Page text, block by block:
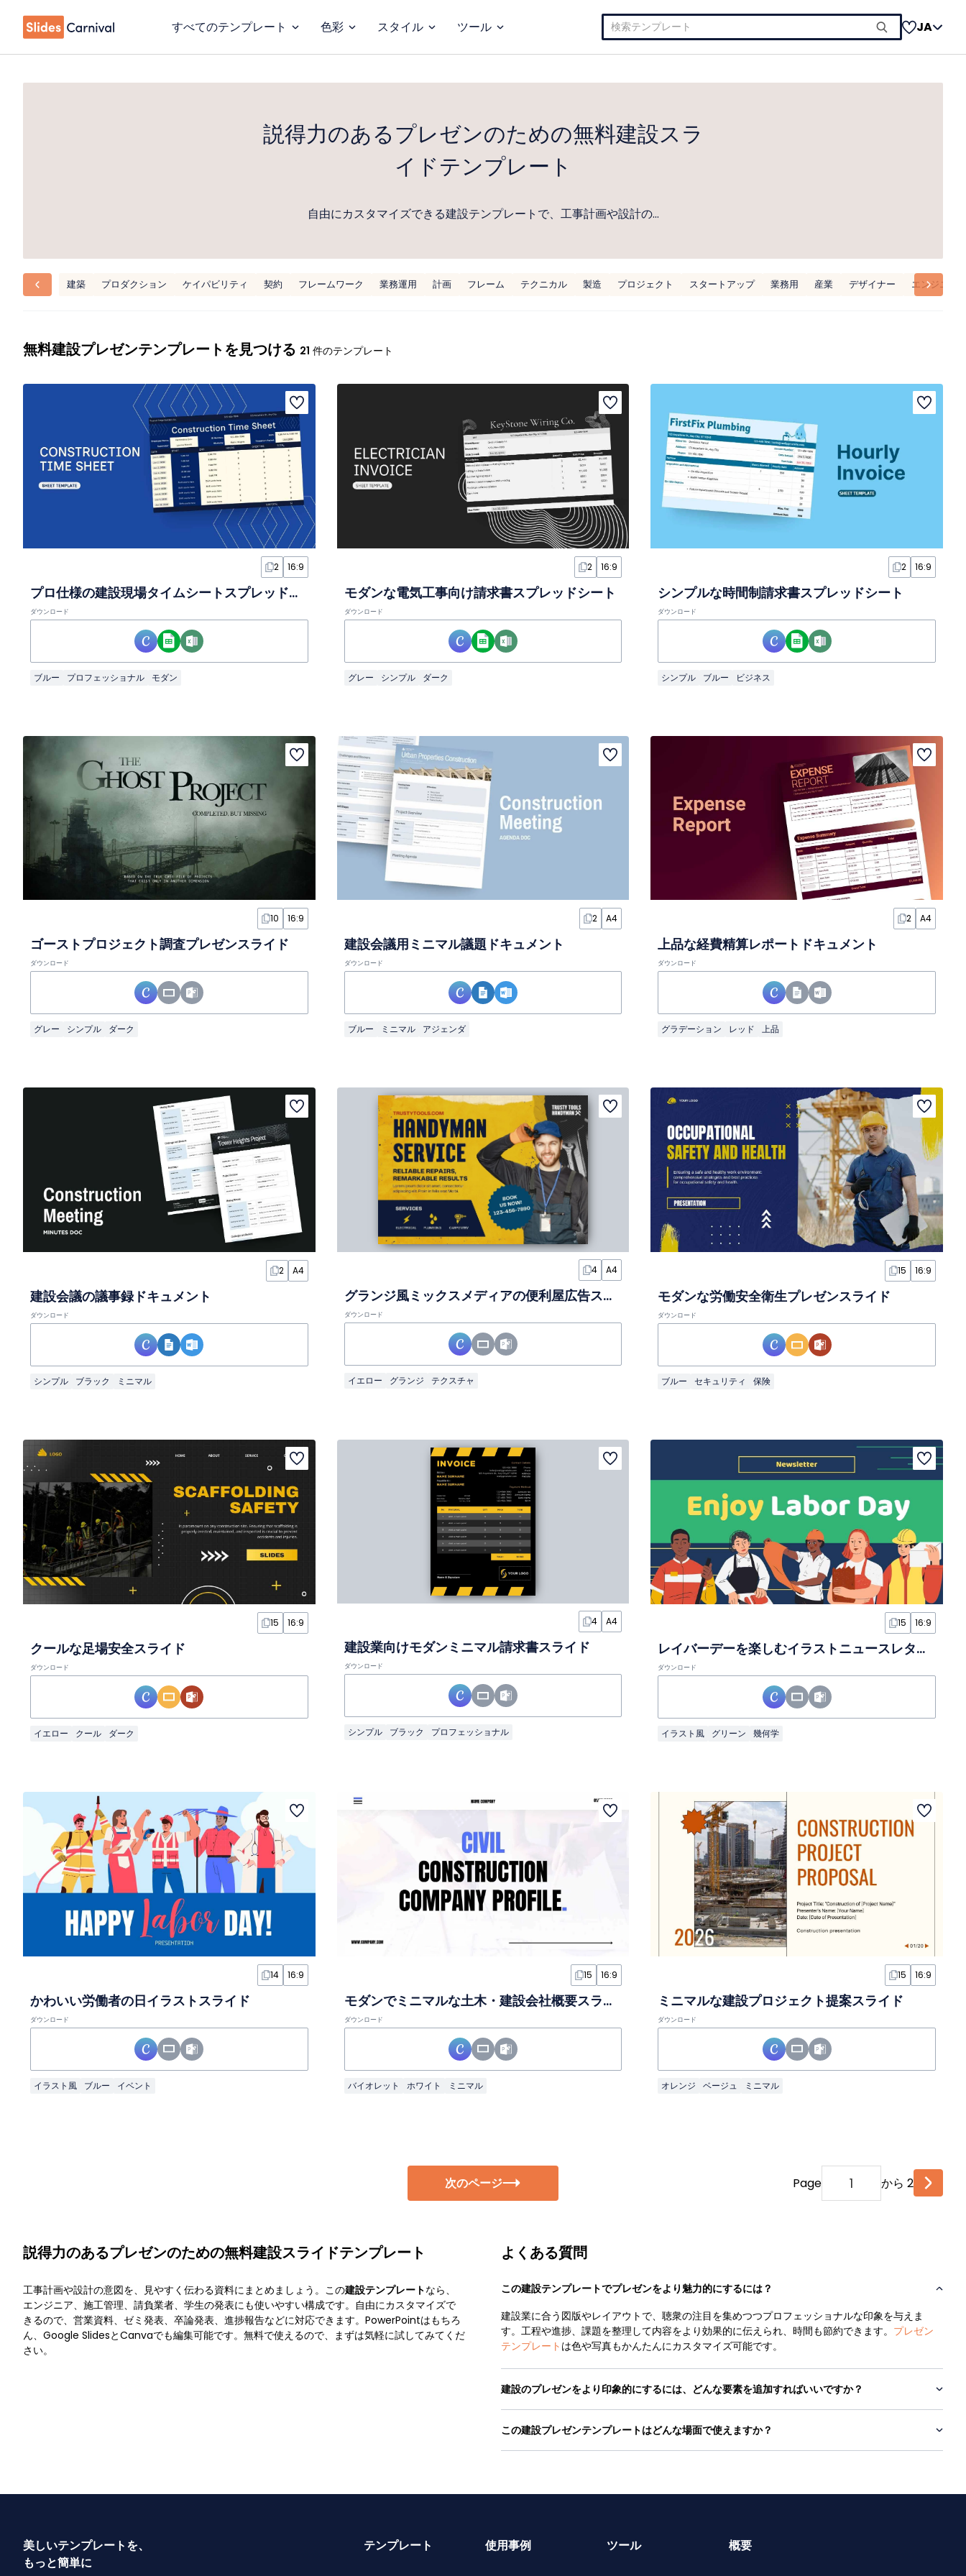
すべてのテンプレート 色彩 スタイル ツール
検
索:
JA
説得力のあるプレゼンのための無料建設スラ
イドテンプレート
自由にカスタマイズできる建設テンプレートで、工事計画や設計の…
建築 プロダクション ケイパビリティ 契約 フレームワーク 業務運用 計画 フレーム テクニカル 製造 プロジェクト スタートアップ 業務用 産業 デザイナー エンジニア
無料建設プレゼンテンプレートを見つける 21 件のテンプレート
2 16:9
プロ仕様の建設現場タイムシートスプレッドシート
ダウンロード
ブルー プロフェッショナル モダン
2 16:9
モダンな電気工事向け請求書スプレッドシート
ダウンロード
グレー シンプル ダーク
2 16:9
シンプルな時間制請求書スプレッドシート
ダウンロード
シンプル ブルー ビジネス
10 16:9
ゴーストプロジェクト調査プレゼンスライド
ダウンロード
グレー シンプル ダーク
2 A4
建設会議用ミニマル議題ドキュメント
ダウンロード
ブルー ミニマル アジェンダ
2 A4
上品な経費精算レポートドキュメント
ダウンロード
グラデーション レッド 上品
2 A4
建設会議の議事録ドキュメント
ダウンロード
シンプル ブラック ミニマル
4 A4
グランジ風ミックスメディアの便利屋広告スライド
ダウンロード
イエロー グランジ テクスチャ
15 16:9
モダンな労働安全衛生プレゼンスライド
ダウンロード
ブルー セキュリティ 保険
15 16:9
クールな足場安全スライド
ダウンロード
イエロー クール ダーク
4 A4
建設業向けモダンミニマル請求書スライド
ダウンロード
シンプル ブラック プロフェッショナル
15 16:9
レイバーデーを楽しむイラストニュースレタースライド
ダウンロード
イラスト風 グリーン 幾何学
14 16:9
かわいい労働者の日イラストスライド
ダウンロード
イラスト風 ブルー イベント
15 16:9
モダンでミニマルな土木・建設会社概要スライド
ダウンロード
バイオレット ホワイト ミニマル
15 16:9
ミニマルな建設プロジェクト提案スライド
ダウンロード
オレンジ ベージュ ミニマル
次のページ Page から 2
説得力のあるプレゼンのための無料建設スライドテンプレート
工事計画や設計の意図を、見やすく伝わる資料にまとめましょう。この建設テンプレートなら、
エンジニア、施工管理、請負業者、学生の発表にも使いやすい構成です。自由にカスタマイズで
きるので、営業資料、ゼミ発表、卒論発表、進捗報告などに対応できます。PowerPointはもちろ
ん、Google SlidesとCanvaでも編集可能です。無料で使えるので、まずは気軽に試してみてくだ
さい。
よくある質問
この建設テンプレートでプレゼンをより魅力的にするには？
建設業に合う図版やレイアウトで、聴衆の注目を集めつつプロフェッショナルな印象を与えま
す。工程や進捗、課題を整理して内容をより効果的に伝えられ、時間も節約できます。 プレゼン
テンプレート は色や写真もかんたんにカスタマイズ可能です。
建設のプレゼンをより印象的にするには、どんな要素を追加すればいいですか？
この建設プレゼンテンプレートはどんな場面で使えますか？
美しいテンプレートを、
もっと簡単に
テンプレート 使用事例 ツール 概要